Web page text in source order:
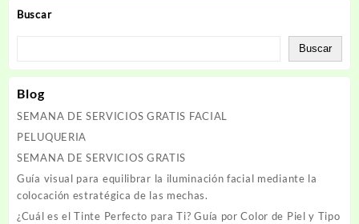
Buscar
Buscar
Blog
SEMANA DE SERVICIOS GRATIS FACIAL
PELUQUERIA
SEMANA DE SERVICIOS GRATIS
Guía visual para equilibrar la iluminación facial mediante la
colocación estratégica de las mechas.
¿Cuál es el Tinte Perfecto para Ti? Guía por Color de Piel y Tipo